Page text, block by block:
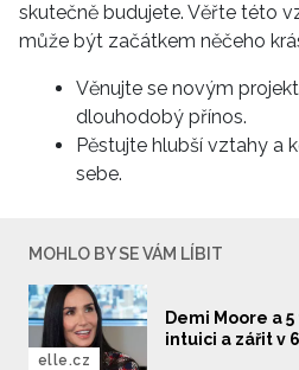
skutečně budujete. Věřte této
může být začátkem něčeho
Věnujte se novým
dlouhodobý přínos.
Pěstujte hlubší vztahy a
sebe.
MOHLO BY SE VÁM LÍBIT
Demi Moore a
intuici a zářit v
elle.cz